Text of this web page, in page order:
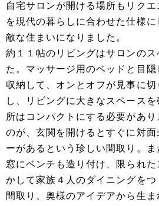
自宅サロンが開ける場所もリク
を現代の暮らしに合わせた仕様
敵な住まいになりました。
約１１帖のリビングはサロンのス
た。マッサージ用のベッドと目
収納して、オンとオフが見事に
し、リビングに大きなスペース
所はコンパクトにする必要があ
のが、玄関を開けるとすぐに対
ーがあるという珍しい間取り。
窓にベンチも造り付け、限られ
かして家族４人のダイニングを
間取り、奥様のアイデアから生